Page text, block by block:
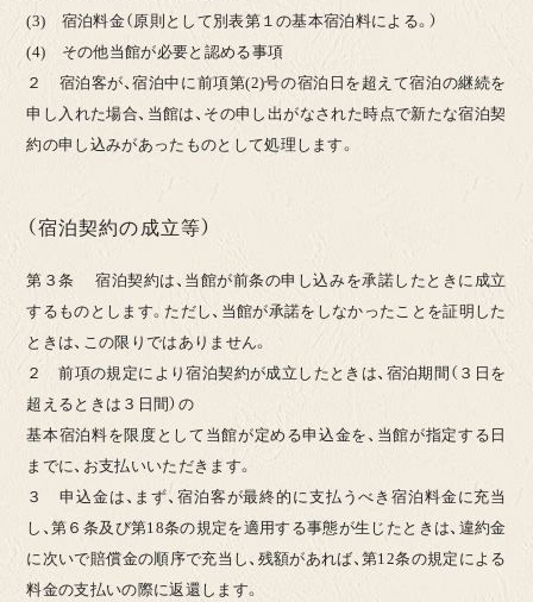
(3) 宿泊料金（原則として別表第１の基本宿泊料による。）
(4) その他当館が必要と認める事項
２ 宿泊客が、宿泊中に前項第(2)号の宿泊日を超えて宿泊の継続を
申し入れた場合、当館は、その申し出がなされた時点で新たな宿泊契
約の申し込みがあったものとして処理します。
（宿泊契約の成立等）
第３条 宿泊契約は、当館が前条の申し込みを承諾したときに成立
するものとします。ただし、当館が承諾をしなかったことを証明した
ときは、この限りではありません。
２ 前項の規定により宿泊契約が成立したときは、宿泊期間（３日を
超えるときは３日間）の
基本宿泊料を限度として当館が定める申込金を、当館が指定する日
までに、お支払いいただきます。
３ 申込金は、まず、宿泊客が最終的に支払うべき宿泊料金に充当
し、第６条及び第18条の規定を適用する事態が生じたときは、違約金
に次いで賠償金の順序で充当し、残額があれば、第12条の規定による
料金の支払いの際に返還します。